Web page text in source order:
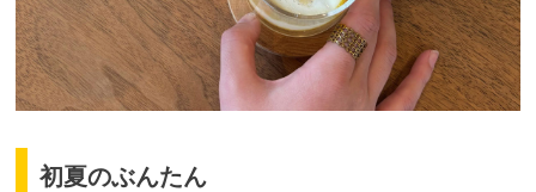
初夏のぶんたん